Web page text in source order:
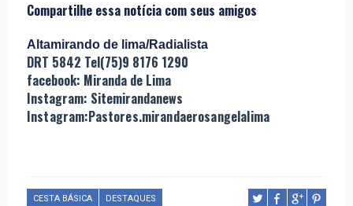
Compartilhe essa notícia com seus amigos
Altamirando de lima/Radialista
DRT 5842 Tel(75)9 8176 1290
facebook: Miranda de Lima
Instagram: Sitemirandanews
Instagram:Pastores.mirandaerosangelalima
CESTA BÁSICA DESTAQUES